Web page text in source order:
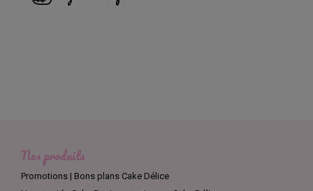
Nos produits
Promotions | Bons plans Cake Délice